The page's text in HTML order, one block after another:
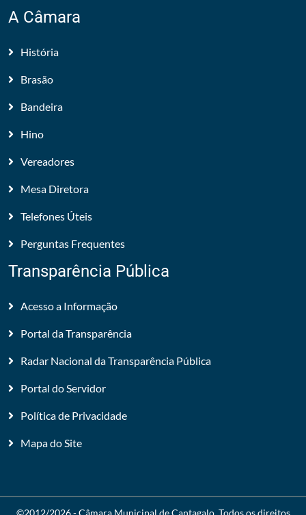
A Câmara
História
Brasão
Bandeira
Hino
Vereadores
Mesa Diretora
Telefones Úteis
Perguntas Frequentes
Transparência Pública
Acesso a Informação
Portal da Transparência
Radar Nacional da Transparência Pública
Portal do Servidor
Política de Privacidade
Mapa do Site
©2012/2026 -Câmara Municipal de Cantagalo. Todos os direitos